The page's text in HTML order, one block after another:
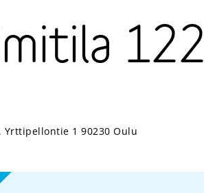
122
Yrttipellontie 1 90230 Oulu